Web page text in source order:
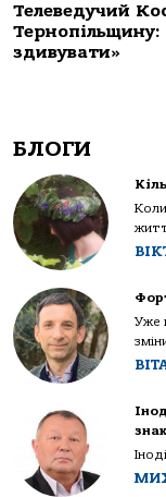
Телеведучий
здивувати»
БЛОГИ
Уже